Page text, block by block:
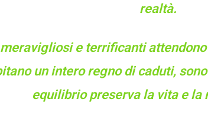
realtà.
e terrificanti
un intero regno di caduti,
equilibrio preserva la vita e la